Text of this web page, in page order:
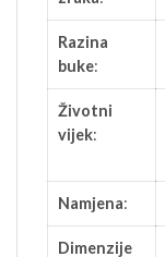
Razina
buke:
Životni
vijek:
Namjena:
Dimenzije